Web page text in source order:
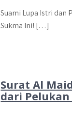
Suami Lupa Istri dan
Sukma Ini! […]
Surat Al
dari Pelukan